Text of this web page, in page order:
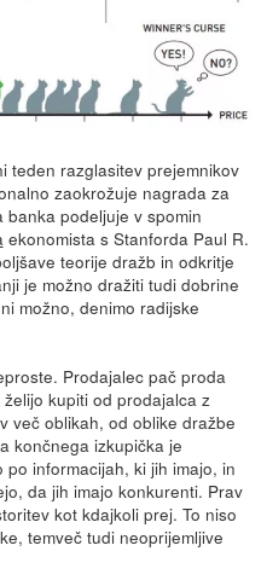
teden razglasitev prejemnikov
zaokrožuje nagrada za
podeljuje v spomin
ekonomista s Stanforda Paul R.
teorije dražb in odkritje
je možno dražiti tudi dobrine
možno, denimo radijske
Prodajalec pač proda
kupiti od prodajalca z
več oblikah, od oblike dražbe
končnega izkupička je
informacijah, ki jih imajo, in
da jih imajo konkurenti. Prav
kot kdajkoli prej. To niso
temveč tudi neoprijemljive